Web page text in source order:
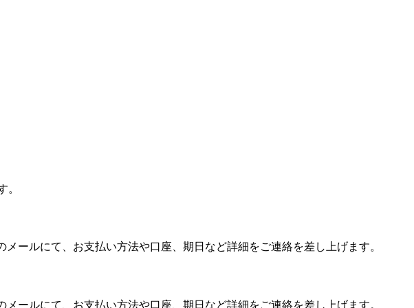
。
ールにて、お支払い方法や口座、期日など詳細をご連絡を差し上げます。
ールにて、お支払い方法や口座、期日など詳細をご連絡を差し上げます。